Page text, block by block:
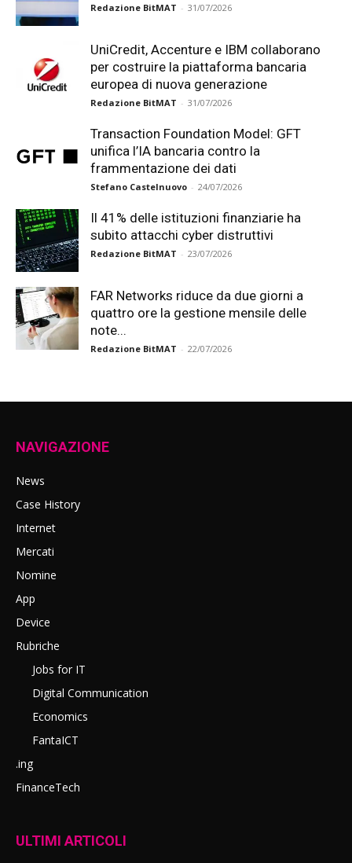
Redazione BitMAT - 31/07/2026
UniCredit, Accenture e IBM collaborano
per costruire la piattaforma bancaria
europea di nuova generazione
Redazione BitMAT - 31/07/2026
Transaction Foundation Model: GFT
unifica l’IA bancaria contro la
frammentazione dei dati
Stefano Castelnuovo - 24/07/2026
Il 41% delle istituzioni finanziarie ha
subito attacchi cyber distruttivi
Redazione BitMAT - 23/07/2026
FAR Networks riduce da due giorni a
quattro ore la gestione mensile delle
note...
Redazione BitMAT - 22/07/2026
NAVIGAZIONE
News
Case History
Internet
Mercati
Nomine
App
Device
Rubriche
Jobs for IT
Digital Communication
Economics
FantaICT
.ing
FinanceTech
ULTIMI ARTICOLI